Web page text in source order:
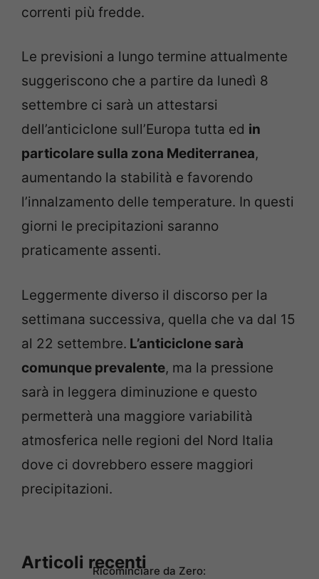
correnti più fredde.
Le previsioni a lungo termine attualmente
suggeriscono che a partire da lunedì 8
settembre ci sarà un attestarsi
dell’anticiclone sull’Europa tutta ed in
particolare sulla zona Mediterranea,
aumentando la stabilità e favorendo
l’innalzamento delle temperature. In questi
giorni le precipitazioni saranno
praticamente assenti.
Leggermente diverso il discorso per la
settimana successiva, quella che va dal 15
al 22 settembre. L’anticiclone sarà
comunque prevalente, ma la pressione
sarà in leggera diminuzione e questo
permetterà una maggiore variabilità
atmosferica nelle regioni del Nord Italia
dove ci dovrebbero essere maggiori
precipitazioni.
Articoli recentiRicominciare da Zero: